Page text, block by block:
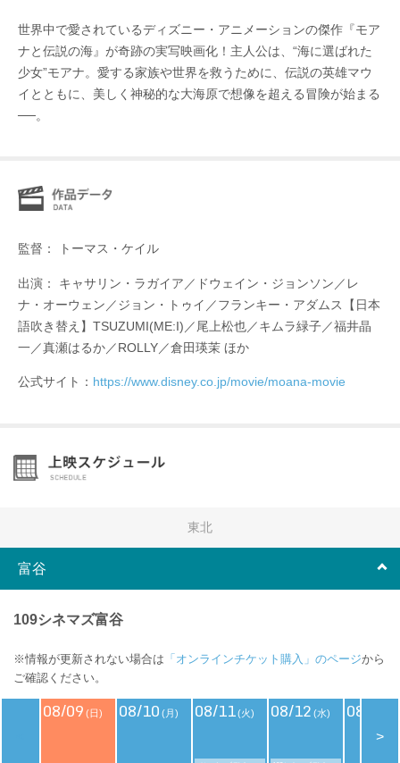
世界中で愛されているディズニー・アニメーションの傑作『モア
ナと伝説の海』が奇跡の実写映画化！主人公は、“海に選ばれた
少女”モアナ。愛する家族や世界を救うために、伝説の英雄マウ
イとともに、美しく神秘的な大海原で想像を超える冒険が始まる
──。
監督： トーマス・ケイル
出演： キャサリン・ラガイア／ドウェイン・ジョンソン／レ
ナ・オーウェン／ジョン・トゥイ／フランキー・アダムス【日本
語吹き替え】TSUZUMI(ME:I)／尾上松也／キムラ緑子／福井晶
一／真瀬はるか／ROLLY／倉田瑛茉 ほか
公式サイト： https://www.disney.co.jp/movie/moana-movie
東北
富谷
109シネマズ富谷
※情報が更新されない場合は 「オンラインチケット購入」のページから
ご確認ください。
08/09 (日) 08/10 (月) 08/11(火) 08/12 (水) 08/13
>